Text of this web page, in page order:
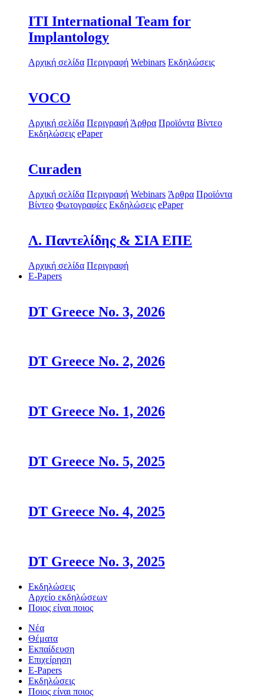
ITI International Team for
Implantology
Αρχική σελίδα Περιγραφή Webinars Εκδηλώσεις
VOCO
Αρχική σελίδα Περιγραφή Άρθρα Προϊόντα Βίντεο
Εκδηλώσεις ePaper
Curaden
Αρχική σελίδα Περιγραφή Webinars Άρθρα Προϊόντα
Βίντεο Φωτογραφίες Εκδηλώσεις ePaper
Λ. Παντελίδης & ΣΙΑ ΕΠΕ
Αρχική σελίδα Περιγραφή
E-Papers
DT Greece No. 3, 2026
DT Greece No. 2, 2026
DT Greece No. 1, 2026
DT Greece No. 5, 2025
DT Greece No. 4, 2025
DT Greece No. 3, 2025
Εκδηλώσεις
Αρχείο εκδηλώσεων
Ποιος είναι ποιος
Νέα
Θέματα
Εκπαίδευση
Επιχείρηση
E-Papers
Εκδηλώσεις
Ποιος είναι ποιος